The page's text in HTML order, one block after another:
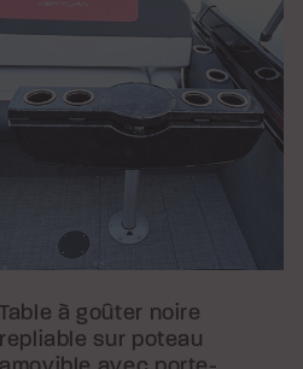
Table à goûter noire
repliable sur poteau